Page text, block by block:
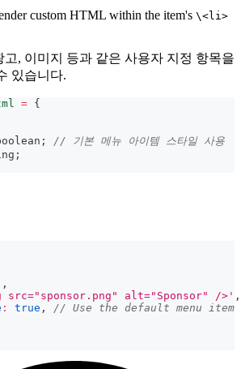
custom HTML within the item's \<li>
고, 이미지 등과 같은 사용자 지정 항목을
있습니다.
= {
;
// 기본 메뉴 아이템 스타일 사용
;
,
src="sponsor.png" alt="Sponsor" />' ,
: true ,
// Use the default menu